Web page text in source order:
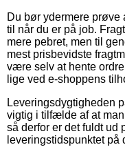
Du bør ydermere
til når du er på job.
mere pebret, men til
mest prisbevidste
være selv at hente
lige ved e-shoppens
Leveringsdygtigheden
vigtig i tilfælde af at
så derfor er det fuldt ud
leveringstidspunktet på